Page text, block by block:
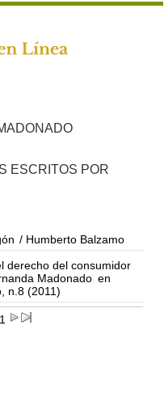
ESCRITOS POR
/ Humberto Balzamo
derecho del consumidor
Madonado en
n.8 (2011)